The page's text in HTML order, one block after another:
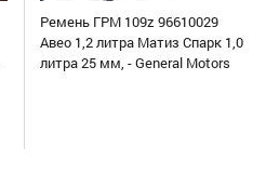
Ремень ГРМ 109z 96610029
Авео 1,2 литра Матиз Спарк 1,0
литра 25 мм, - General Motors